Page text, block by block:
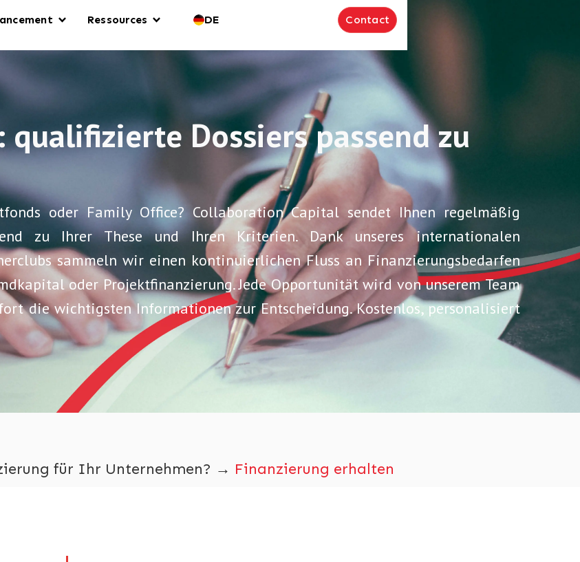
Ressources DE Contact
Dossiers passend zu
oder Family Office? Collaboration Capital sendet Ihnen regelmäßig
zu Ihrer These und Ihren Kriterien. Dank unseres internationalen
sammeln wir einen kontinuierlichen Fluss an Finanzierungsbedarfen
oder Projektfinanzierung. Jede Opportunität wird von unserem Team
die wichtigsten Informationen zur Entscheidung. Kostenlos, personalisiert
für Ihr Unternehmen? → Finanzierung erhalten